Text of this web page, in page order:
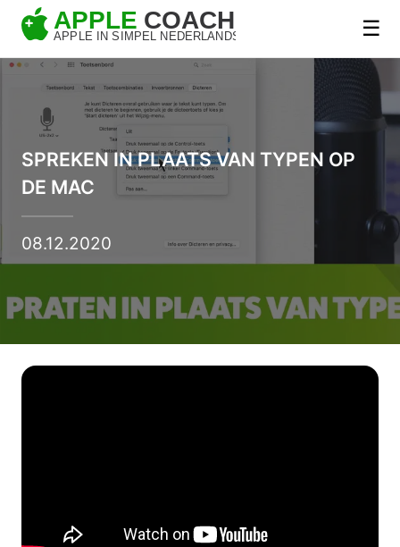
☰
SPREKEN IN PLAATS VAN TYPEN OP
DE MAC
08.12.2020